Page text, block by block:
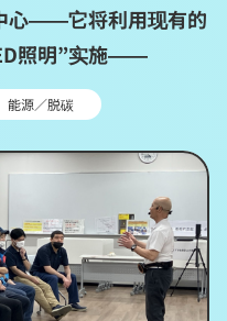
心——它将利用现有的
照明”实施——
能源／脱碳